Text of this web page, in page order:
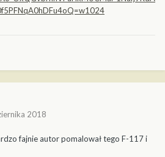
2018
fajnie autor pomalował tego F-117 i